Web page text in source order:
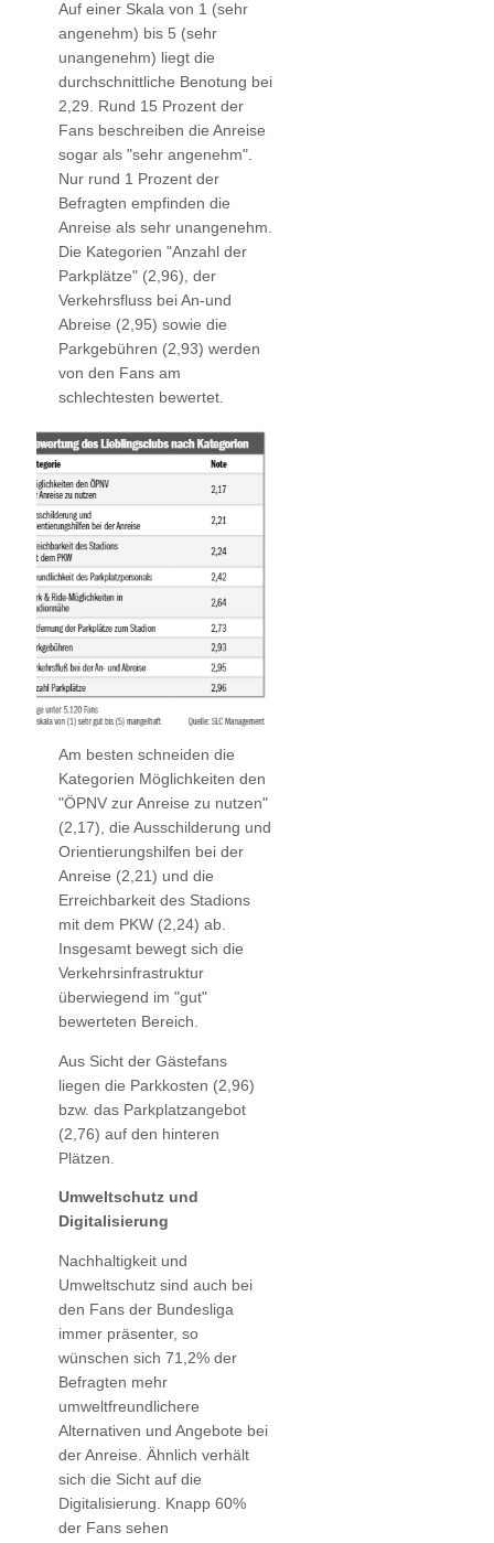
Auf einer Skala von 1 (sehr
angenehm) bis 5 (sehr
unangenehm) liegt die
durchschnittliche Benotung bei
2,29. Rund 15 Prozent der
Fans beschreiben die Anreise
sogar als "sehr angenehm".
Nur rund 1 Prozent der
Befragten empfinden die
Anreise als sehr unangenehm.
Die Kategorien "Anzahl der
Parkplätze" (2,96), der
Verkehrsfluss bei An-und
Abreise (2,95) sowie die
Parkgebühren (2,93) werden
von den Fans am
schlechtesten bewertet.
Am besten schneiden die
Kategorien Möglichkeiten den
"ÖPNV zur Anreise zu nutzen"
(2,17), die Ausschilderung und
Orientierungshilfen bei der
Anreise (2,21) und die
Erreichbarkeit des Stadions
mit dem PKW (2,24) ab.
Insgesamt bewegt sich die
Verkehrsinfrastruktur
überwiegend im "gut"
bewerteten Bereich.
Aus Sicht der Gästefans
liegen die Parkkosten (2,96)
bzw. das Parkplatzangebot
(2,76) auf den hinteren
Plätzen.
Umweltschutz und
Digitalisierung
Nachhaltigkeit und
Umweltschutz sind auch bei
den Fans der Bundesliga
immer präsenter, so
wünschen sich 71,2% der
Befragten mehr
umweltfreundlichere
Alternativen und Angebote bei
der Anreise. Ähnlich verhält
sich die Sicht auf die
Digitalisierung. Knapp 60%
der Fans sehen